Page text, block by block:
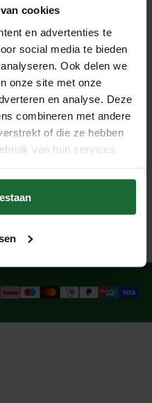
cookies
en advertenties te
social media te bieden
Ook delen we
onze site met onze
en analyse. Deze
combineren met andere
of die ze hebben
van hun services.
van de verf is
duurzame afwerking
voor 6-8m2.
ontworpen voor
voor gewaxte of
ervoor dat het kurk
u begint met verven om